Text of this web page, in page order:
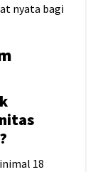
nyata bagi
18